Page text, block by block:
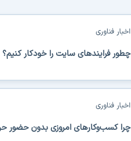
چطور فرایندهای سایت را خودکار کنیم؟
اخبار فناوری
چرا کسب‌وکارهای امروزی بدون حضور
اخبار فناوری